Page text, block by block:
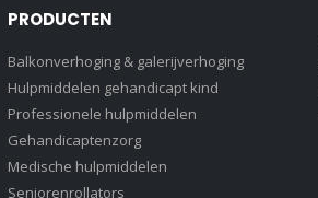
PRODUCTEN
Balkonverhoging & galerijverhoging
Hulpmiddelen gehandicapt kind
Professionele hulpmiddelen
Gehandicaptenzorg
Medische hulpmiddelen
Seniorenrollators